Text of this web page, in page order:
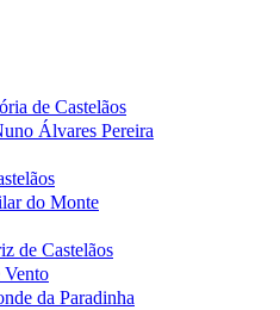
de Castelãos
Álvares Pereira
do Monte
de Castelãos
da Paradinha